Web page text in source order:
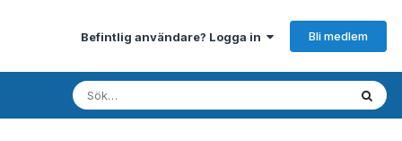
Befintlig användare? Logga in Bli medlem